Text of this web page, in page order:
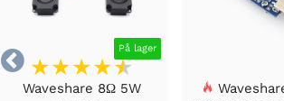
 På lager
Waveshare 8Ω 5W